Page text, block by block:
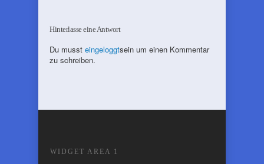
Hinterlasse eine Antwort
Du musst eingeloggtsein um einen Kommentar
zu schreiben.
WIDGET AREA 1